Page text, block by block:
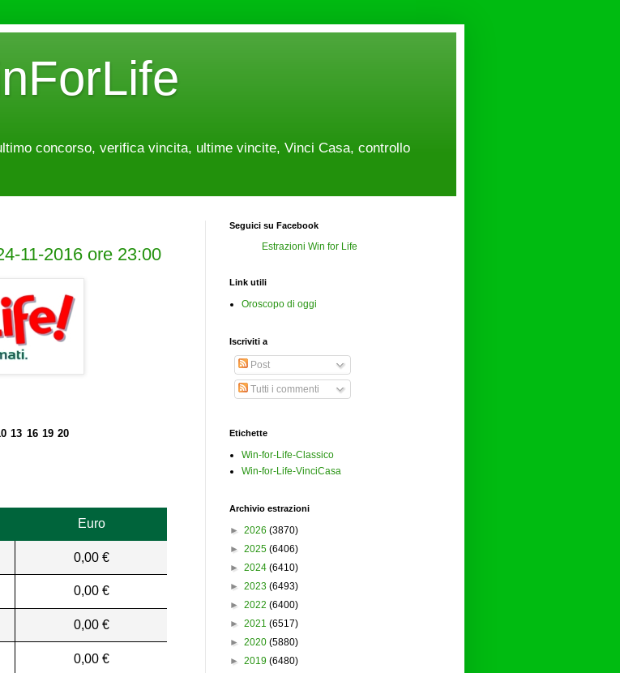
concorso, verifica vincita, ultime vincite, Vinci Casa, controllo
11-2016 ore 23:00
13 16 19 20
Euro
0,00 €
0,00 €
0,00 €
0,00 €
Seguici su Facebook
Estrazioni Win for Life
Link utili
Oroscopo di oggi
Iscriviti a
Post
Tutti i commenti
Etichette
Win-for-Life-Classico
Win-for-Life-VinciCasa
Archivio estrazioni
► 2026 (3870)
► 2025 (6406)
► 2024 (6410)
► 2023 (6493)
► 2022 (6400)
► 2021 (6517)
► 2020 (5880)
► 2019 (6480)